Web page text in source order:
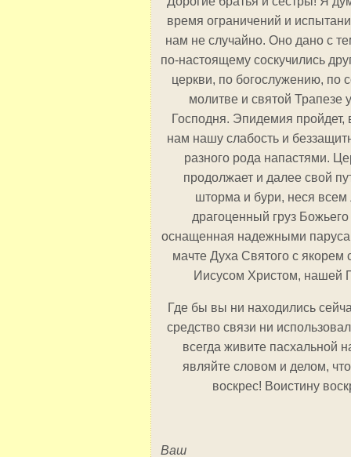
время ограничений и
нам не случайно. Оно дано с
по-настоящему соскучились
церкви, по богослужению, по
молитве и святой Трапезе
Господня. Эпидемия пройдет,
нам нашу слабость и
разного рода напастями.
продолжает и далее свой
шторма и бури, неся
драгоценный груз
оснащенная надежными
мачте Духа Святого с якорем
Иисусом Христом, нашей
Где бы вы ни находились
средство связи ни
всегда живите пасхальной
являйте словом и делом,
воскрес! Воистину
Ваш